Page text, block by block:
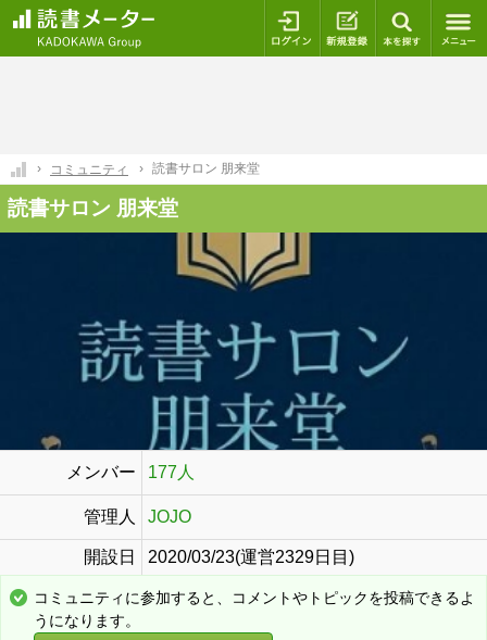
ログイン 新規登録
コミュニティ 読書サロン 朋来堂
読書サロン 朋来堂
メンバー 177人
管理人 JOJO
開設日 2020/03/23(運営2329日目)
コミュニティに参加すると、コメントやトピックを投稿できるよ
うになります。